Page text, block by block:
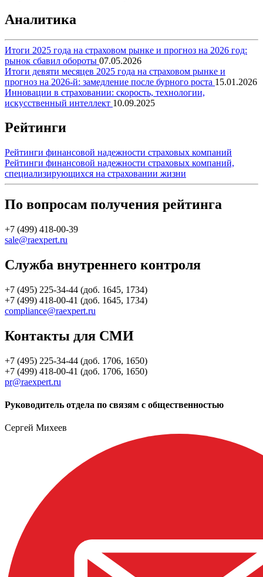
Аналитика
Итоги 2025 года на страховом рынке и прогноз на 2026 год:
рынок сбавил обороты 07.05.2026
Итоги девяти месяцев 2025 года на страховом рынке и
прогноз на 2026-й: замедление после бурного роста 15.01.2026
Инновации в страховании: скорость, технологии,
искусственный интеллект 10.09.2025
Рейтинги
Рейтинги финансовой надежности страховых компаний
Рейтинги финансовой надежности страховых компаний,
специализирующихся на страховании жизни
По вопросам получения рейтинга
+7 (499) 418-00-39
sale@raexpert.ru
Служба внутреннего контроля
+7 (495) 225-34-44 (доб. 1645, 1734)
+7 (499) 418-00-41 (доб. 1645, 1734)
compliance@raexpert.ru
Контакты для СМИ
+7 (495) 225-34-44 (доб. 1706, 1650)
+7 (499) 418-00-41 (доб. 1706, 1650)
pr@raexpert.ru
Руководитель отдела по связям с общественностью
Сергей Михеев